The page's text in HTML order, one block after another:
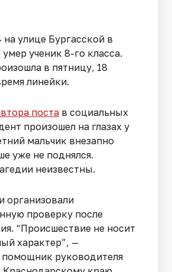
улице Бургасской в
ученик 8-го класса.
в пятницу, 18
линейки.
поста в социальных
произошел на глазах у
мальчик внезапно
уже не поднялся.
неизвестны.
организовали
проверку после
“Происшествие не носит
характер”, —
помощник руководителя